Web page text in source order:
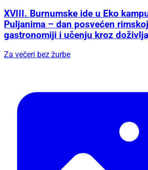
XVIII. Burnumske ide u Eko
Puljanima – dan posvećen
gastronomiji i učenju kroz
Za večeri bez žurbe